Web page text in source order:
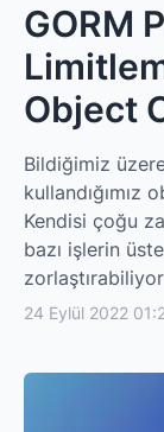
GORM
Object
Bildiğimiz
kullandığımız
Kendisi çoğu
bazı işlerin
zorlaştırabiliyor
24 Eylül 2022